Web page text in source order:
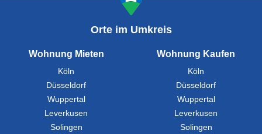
Orte im Umkreis
Wohnung Mieten
Köln
Düsseldorf
Wuppertal
Leverkusen
Solingen
Wohnung Kaufen
Köln
Düsseldorf
Wuppertal
Leverkusen
Solingen